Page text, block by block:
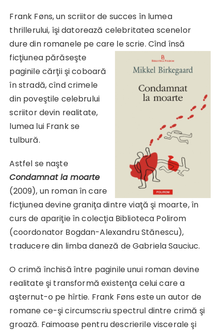
Frank Føns, un scriitor de succes în lumea
thrillerului, îşi datorează celebritatea scenelor
dure din romanele pe care lescrie. Cînd însă
ficţiunea părăseşte
paginile cărţii şi coboară
în stradă, cînd crimele
din poveştile celebrului
scriitor devin realitate,
lumea lui Frank se
tulbură.
Astfel se naşte
Condamnat la moarte
(2009), un roman în care
ficţiunea devine graniţa dintre viaţă şi moarte, în
curs de apariţie în colecţia Biblioteca Polirom
(coordonator Bogdan-Alexandru Stănescu),
traducere din limba daneză de Gabriela Sauciuc.
O crimă închisă între paginile unui roman devine
realitate şi transformă existenţa celui care a
aşternut-o pe hîrtie. Frank Føns este un autor de
romane ce-şi circumscriu spectrul dintre crimă şi
groază. Faimoase pentru descrierile viscerale şi